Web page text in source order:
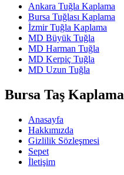
Ankara Tuğla Kaplama
Bursa Tuğlası Kaplama
İzmir Tuğla Kaplama
MD Büyük Tuğla
MD Harman Tuğla
MD Kerpiç Tuğla
MD Uzun Tuğla
Bursa Taş Kaplama
Anasayfa
Hakkımızda
Gizlilik Sözleşmesi
Sepet
İletişim